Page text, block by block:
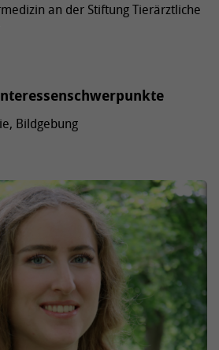
an der Stiftung Tierärztliche
Bildgebung